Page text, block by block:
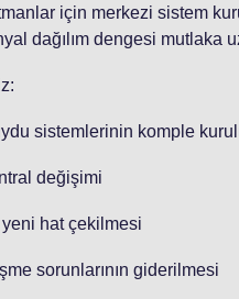
için merkezi sistem
dağılım dengesi mutlaka
sistemlerinin komple
değişimi
hat çekilmesi
sorunlarının giderilmesi